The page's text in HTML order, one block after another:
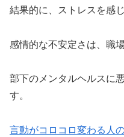
結果的に、ストレスを感
感情的な不安定さは、職
部下のメンタルヘルスに
す。
言動がコロコロ変わる人